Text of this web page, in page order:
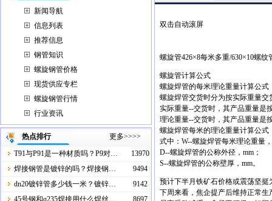
新闻导航
信息列表
推荐信息
钢管知识
螺旋钢管价格
现货供应专栏
螺旋钢管行情
行业资讯
热点排行
更多>>>>
T91与P91是一种材质吗？P9对…
13970
焊接钢管是镀锌的吗？焊接钢…
9494
dn20镀锌管多少钱一米？镀锌…
9142
45号钢和q235焊接用什么焊丝…
8697
双击自动滚屏
螺旋管426×8每米多重/630×10螺纹
螺旋管计算公式
螺旋焊管的每米理论重量计算公式
螺旋焊管交货时分为按实际重量交
实际重量--交货时，其产品重量是
理论重量--交货时，其产品重量是
螺旋焊管每米的理论重量计算公式
式中：W--螺旋焊管每米理论重量
D--螺旋焊管的公称外径，mm；
S--螺旋焊管的公称壁厚，mm。
预计下半月铁矿石价格或震荡坚挺
下周来看，焦企提产后维持正常